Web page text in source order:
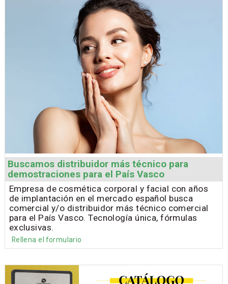
Buscamos distribuidor más técnico para
demostraciones para el País Vasco
Empresa de cosmética corporal y facial con años
de implantación en el mercado español busca
comercial y/o distribuidor más técnico comercial
para el País Vasco. Tecnología única, fórmulas
exclusivas.
Rellena el formulario